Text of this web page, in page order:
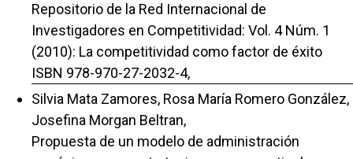
Repositorio de la Red Internacional de
Investigadores en Competitividad: Vol. 4 Núm. 1
(2010): La competitividad como factor de éxito
ISBN 978-970-27-2032-4,
Silvia Mata Zamores, Rosa María Romero González,
Josefina Morgan Beltran,
Propuesta de un modelo de administración